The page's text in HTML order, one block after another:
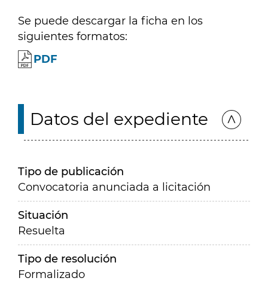
Se puede descargar la ficha en los
siguientes formatos:
PDF
Datos del expediente
Tipo de publicación
Convocatoria anunciada a licitación
Situación
Resuelta
Tipo de resolución
Formalizado